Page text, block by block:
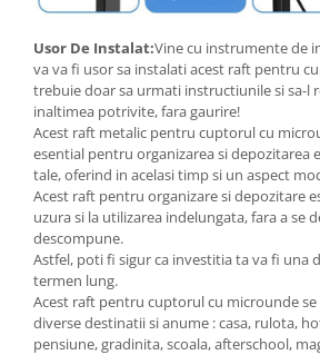
Usor De Instalat:Vine cu instrumente de
va va fi usor sa instalati acest raft pentru
trebuie doar sa urmati instructiunile si sa-l
inaltimea potrivite, fara gaurire!
Acest raft metalic pentru cuptorul cu
esential pentru organizarea si depozitarea
tale, oferind in acelasi timp si un aspect
Acest raft pentru organizare si depozitare
uzura si la utilizarea indelungata, fara a se
descompune.
Astfel, poti fi sigur ca investitia ta va fi una
termen lung.
Acest raft pentru cuptorul cu microunde
diverse destinatii si anume : casa, rulota,
pensiune, gradinita, scoala, afterschool,